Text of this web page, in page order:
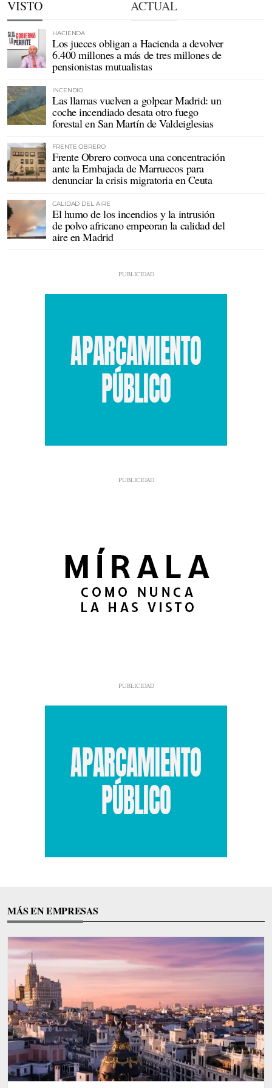
VISTO ACTUAL
HACIENDA
Los jueces obligan a Hacienda a devolver
6.400 millones a más de tres millones de
pensionistas mutualistas
INCENDIO
Las llamas vuelven a golpear Madrid: un
coche incendiado desata otro fuego
forestal en San Martín de Valdeiglesias
FRENTE OBRERO
Frente Obrero convoca una concentración
ante la Embajada de Marruecos para
denunciar la crisis migratoria en Ceuta
CALIDAD DEL AIRE
El humo de los incendios y la intrusión
de polvo africano empeoran la calidad del
aire en Madrid
MÁS EN EMPRESAS